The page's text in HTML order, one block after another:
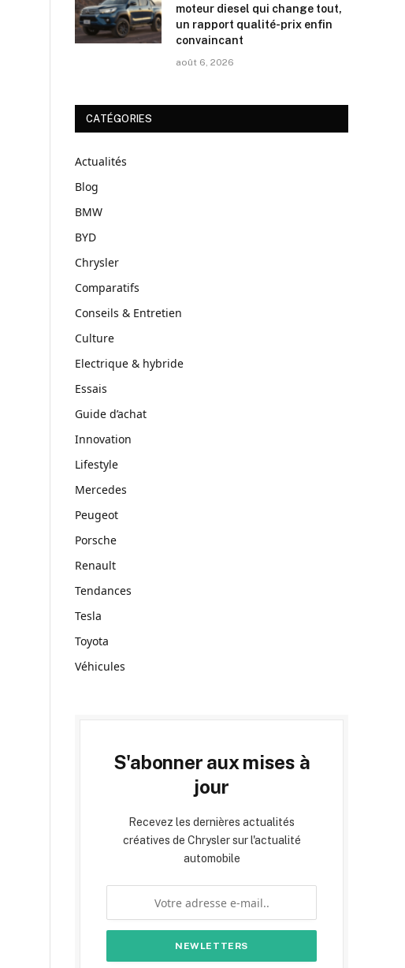
moteur diesel qui change tout,
un rapport qualité-prix enfin
convaincant
août 6, 2026
CATÉGORIES
Actualités
Blog
BMW
BYD
Chrysler
Comparatifs
Conseils & Entretien
Culture
Electrique & hybride
Essais
Guide d’achat
Innovation
Lifestyle
Mercedes
Peugeot
Porsche
Renault
Tendances
Tesla
Toyota
Véhicules
S'abonner aux mises à
jour
Recevez les dernières actualités
créatives de Chrysler sur l'actualité
automobile